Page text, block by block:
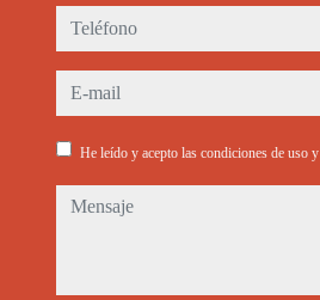
teléfono
e-mail
He leído y acepto las condiciones de uso y
mensaje